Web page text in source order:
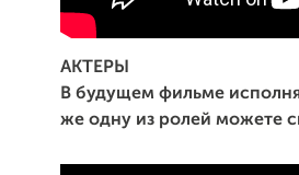
АКТЕРЫ
В будущем фильме
же одну из ролей можете